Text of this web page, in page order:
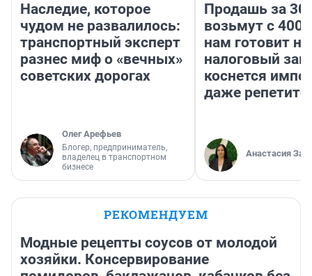
Наследие, которое
чудом не развалилось:
транспортный эксперт
разнес миф о «вечных»
советских дорогах
Олег Арефьев
Блогер, предприниматель,
владелец в транспортном
бизнесе
Продашь за
возьмут с
нам готовит
налоговый
коснется
даже
Анастасия
РЕКОМЕНДУЕМ
Модные рецепты соусов от молодой
хозяйки. Консервирование